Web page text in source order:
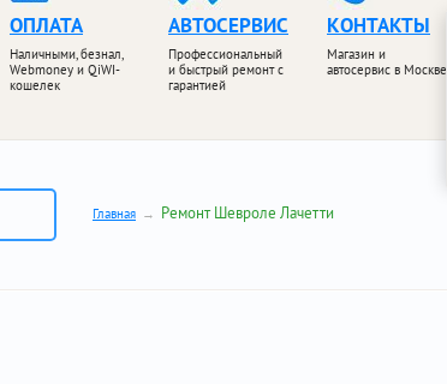
ОПЛАТА
Наличными, безнал,
Webmoney и QiWI-
кошелек
АВТОСЕРВИС
Профессиональный
и быстрый ремонт с
гарантией
КОНТАКТЫ
Магазин и
автосервис в Москве
Главная Ремонт Шевроле Лачетти